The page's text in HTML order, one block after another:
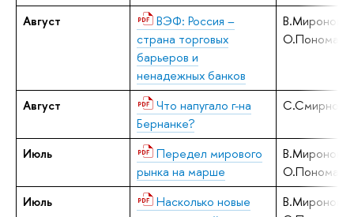
Август
ВЭФ: Россия –
страна торговых
барьеров и
ненадежных банков
В.Миронов,
Август
Что напугало г-на
Бернанке?
С.Смирнов
Июль
Передел мирового
рынка на марше
В.Миронов,
Июль
Насколько новые
В.Миронов,